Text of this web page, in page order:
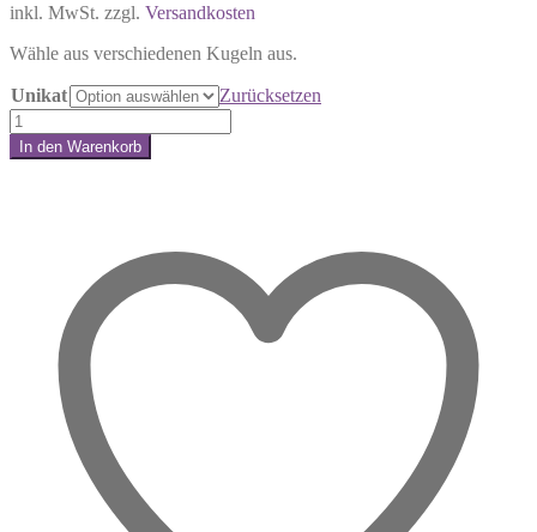
inkl. MwSt. zzgl. Versandkosten
Wähle aus verschiedenen Kugeln aus.
Unikat
Zurücksetzen
Onyx
Kugel
–
In den Warenkorb